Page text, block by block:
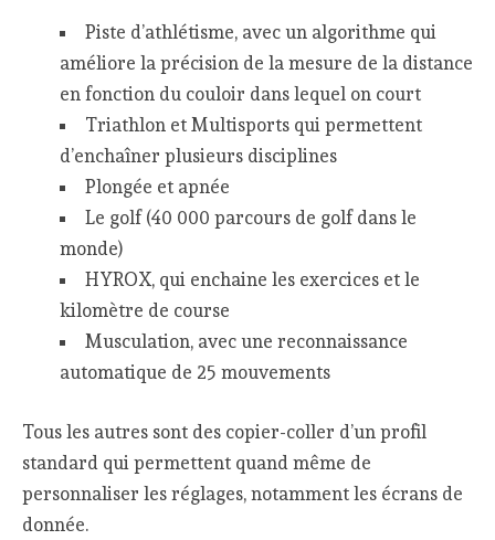
Piste d’athlétisme, avec un algorithme qui
améliore la précision de la mesure de la distance
en fonction du couloir dans lequel on court
Triathlon et Multisports qui permettent
d’enchaîner plusieurs disciplines
Plongée et apnée
Le golf (40 000 parcours de golf dans le
monde)
HYROX, qui enchaine les exercices et le
kilomètre de course
Musculation, avec une reconnaissance
automatique de 25 mouvements
Tous les autres sont des copier-coller d’un profil
standard qui permettent quand même de
personnaliser les réglages, notamment les écrans de
donnée.